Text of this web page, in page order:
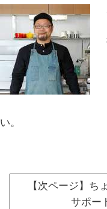
い。
【次ページ】ち
サポー